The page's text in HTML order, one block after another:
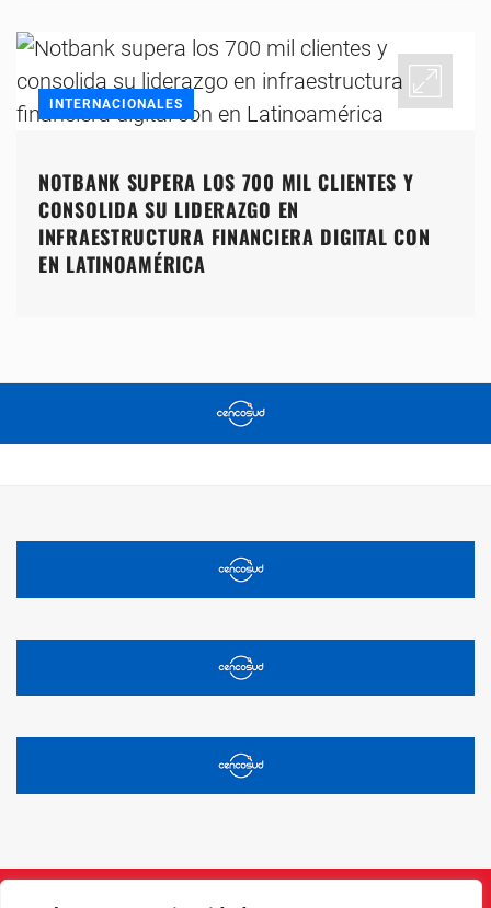
INTERNACIONALES
NOTBANK SUPERA LOS 700 MIL CLIENTES Y
CONSOLIDA SU LIDERAZGO EN
INFRAESTRUCTURA FINANCIERA DIGITAL CON
EN LATINOAMÉRICA